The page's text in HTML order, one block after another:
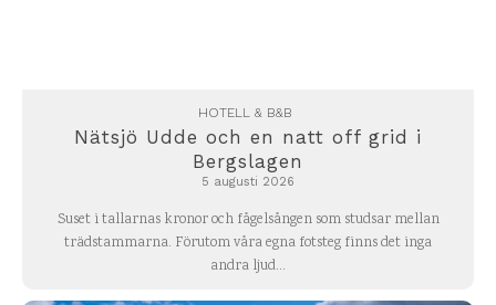
HOTELL & B&B
Nätsjö Udde och en natt off grid i
Bergslagen
5 augusti 2026
Suset i tallarnas kronor och fågelsången som studsar mellan
trädstammarna. Förutom våra egna fotsteg finns det inga
andra ljud...